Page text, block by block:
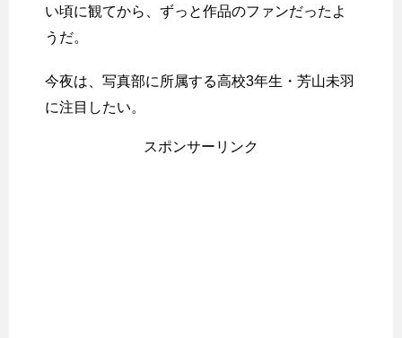
い頃に観てから、ずっと作品のファンだったよ
うだ。
今夜は、写真部に所属する高校3年生・芳山未羽
に注目したい。
スポンサーリンク